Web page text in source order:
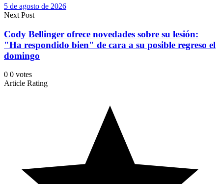
5 de agosto de 2026
Next Post
Cody Bellinger ofrece novedades sobre su lesión:
"Ha respondido bien" de cara a su posible regreso el
domingo
0 0 votes
Article Rating